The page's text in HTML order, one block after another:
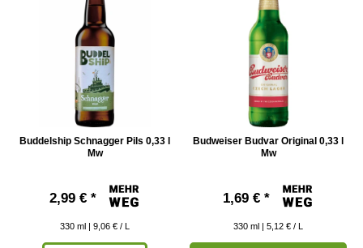
Buddelship Schnagger Pils 0,33 l
Mw
2,99 € *
330 ml | 9,06 € / L
Budweiser Budvar Original 0,33 l
Mw
1,69 € *
330 ml | 5,12 € / L